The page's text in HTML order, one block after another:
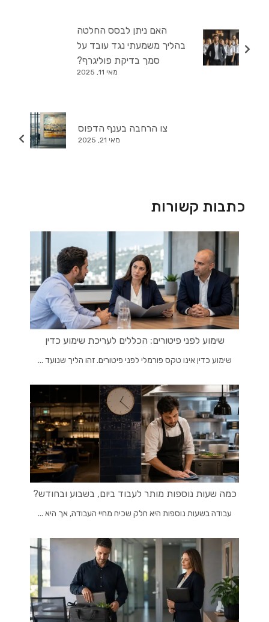
האם ניתן לבסס החלטה
בהליך משמעתי נגד עובד על
סמך בדיקת פוליגרף?
מאי 11, 2025
צו הרחבה בענף הדפוס
מאי 21, 2025
כתבות קשורות
שימוע לפני פיטורים: הכללים לעריכת שימוע כדין
שימוע כדין אינו טקס פורמלי לפני פיטורים. זהו הליך שנועד ...
כמה שעות נוספות מותר לעבוד ביום, בשבוע ובחודש?
עבודה בשעות נוספות היא חלק שכיח מחיי העבודה, אך היא ...